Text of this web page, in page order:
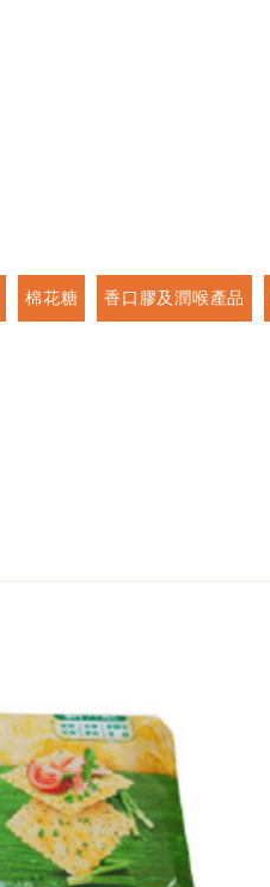
棉花糖 香口膠及潤喉產品